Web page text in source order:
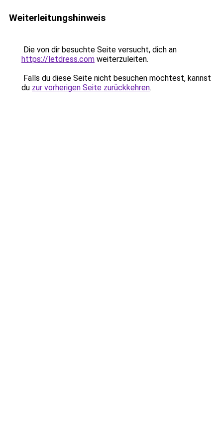
Weiterleitungshinweis
Die von dir besuchte Seite versucht, dich an
https://letdress.com weiterzuleiten.
Falls du diese Seite nicht besuchen möchtest, kannst
du zur vorherigen Seite zurückkehren.